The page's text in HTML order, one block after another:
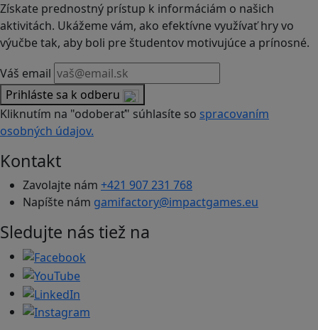
Získate prednostný prístup k informáciám o našich
aktivitách. Ukážeme vám, ako efektívne využívať hry vo
výučbe tak, aby boli pre študentov motivujúce a prínosné.
Váš email
Prihláste sa k odberu
Kliknutím na "odoberať" súhlasíte so spracovaním
osobných údajov.
Kontakt
Zavolajte nám +421 907 231 768
Napíšte nám gamifactory@impactgames.eu
Sledujte nás tiež na